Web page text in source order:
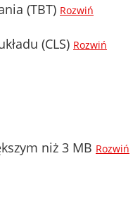
(TBT) Rozwiń
(CLS) Rozwiń
niż 3 MB Rozwiń